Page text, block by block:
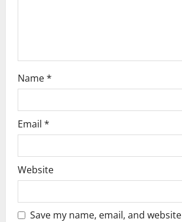
n
Name*
Email *
Website
Save my name, email, and